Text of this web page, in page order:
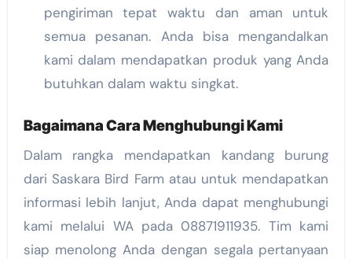
pengiriman tepat waktu dan aman untuk
semua pesanan. Anda bisa mengandalkan
kami dalam mendapatkan produk yang Anda
butuhkan dalam waktu singkat.
Bagaimana Cara Menghubungi Kami
Dalam rangka mendapatkan kandang burung
dari Saskara Bird Farm atau untuk mendapatkan
informasi lebih lanjut, Anda dapat menghubungi
kami melalui WA pada 08871911935. Tim kami
siap menolong Anda dengan segala pertanyaan